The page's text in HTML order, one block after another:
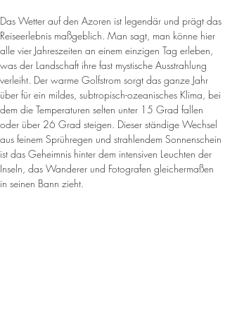
Das Wetter auf den Azoren ist legendär und prägt das
Reiseerlebnis maßgeblich. Man sagt, man könne hier
alle vier Jahreszeiten an einem einzigen Tag erleben,
was der Landschaft ihre fast mystische Ausstrahlung
verleiht. Der warme Golfstrom sorgt das ganze Jahr
über für ein mildes, subtropisch-ozeanisches Klima, bei
dem die Temperaturen selten unter 15 Grad fallen
oder über 26 Grad steigen. Dieser ständige Wechsel
aus feinem Sprühregen und strahlendem Sonnenschein
ist das Geheimnis hinter dem intensiven Leuchten der
Inseln, das Wanderer und Fotografen gleichermaßen
in seinen Bann zieht.